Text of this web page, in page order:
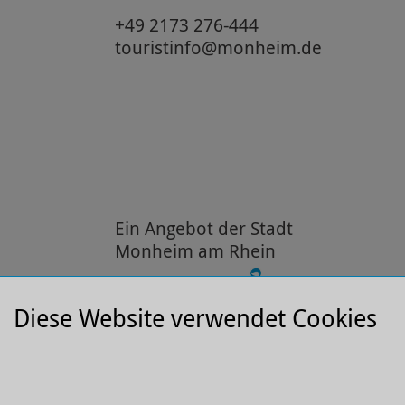
+49 2173 276-444
touristinfo@monheim.de
Ein Angebot der Stadt
Monheim am Rhein
Diese Website verwendet Cookies